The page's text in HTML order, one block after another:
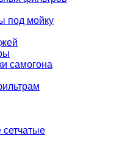
под мойку
самогона
сетчатые